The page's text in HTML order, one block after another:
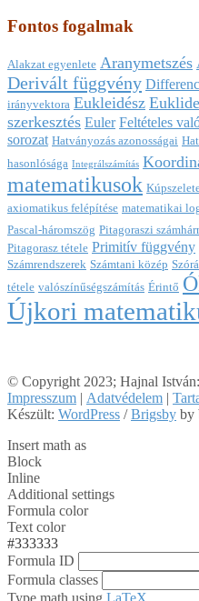
Fontos fogalmak
Alakzat egyenlete Aranymetszés
Derivált függvény
irányvektora Eukleidész
szerkesztés Euler Feltételes
sorozat Hatványozás azonosságai
hasonlósága Integrálszámítás
matematikusok
axiomatikus felépítése matematikai
Pascal-háromszög Pitagoraszi
Pitagorasz tétele Primitív függvény
Számrendszerek Számtani közép
tétele valószínűségszámítás Érintő
Újkori
© Copyright 2023; Hajnal
Impresszum | Adatvédelem |
Készült: WordPress /Brigsby by
Insert math as
Block
Inline
Additional settings
Formula color
Text color
#333333
Formula ID
Formula classes